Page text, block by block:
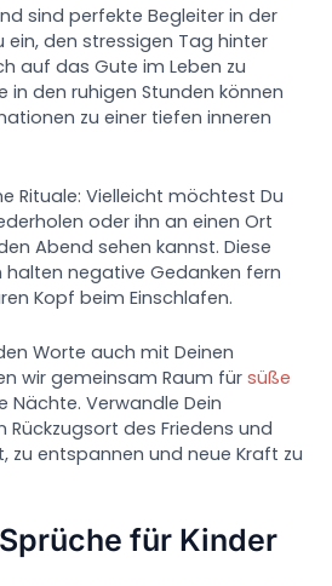
sind perfekte Begleiter in der
ein, den stressigen Tag hinter
auf das Gute im Leben zu
in den ruhigen Stunden können
zu einer tiefen inneren
Rituale: Vielleicht möchtest Du
oder ihn an einen Ort
Abend sehen kannst. Diese
halten negative Gedanken fern
Kopf beim Einschlafen.
Worte auch mit Deinen
wir gemeinsam Raum fürsüße
Nächte. Verwandle Dein
Rückzugsort des Friedens und
zu entspannen und neue Kraft zu
für Kinder